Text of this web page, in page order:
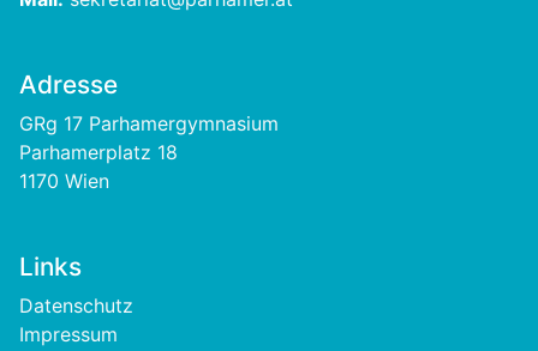
Adresse
GRg 17 Parhamergymnasium
Parhamerplatz 18
1170 Wien
Links
Footer
Datenschutz
Impressum